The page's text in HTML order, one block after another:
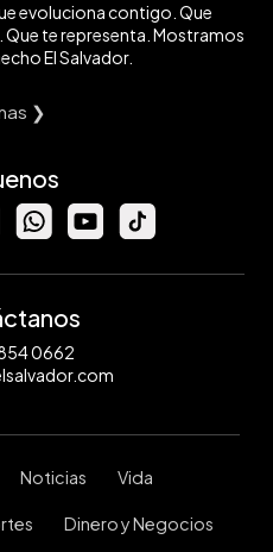
evoluciona contigo. Que
te representa. Mostramos
El Salvador.
❯
0662
Noticias Vida
Dinero y Negocios